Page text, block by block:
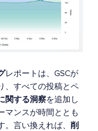
レポートは、GSCが
、すべての投稿とペ
関する洞察を追加し
マンスが時間ととも
。言い換えれば、 削